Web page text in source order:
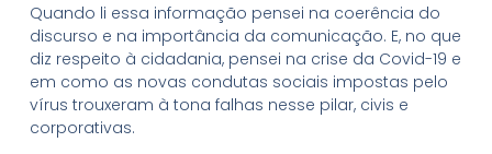
Quando li essa informação pensei na coerência do
discurso e na importância da comunicação. E, no que
diz respeito à cidadania, pensei na crise da Covid-19 e
em como as novas condutas sociais impostas pelo
vírus trouxeram à tona falhas nesse pilar, civis e
corporativas.